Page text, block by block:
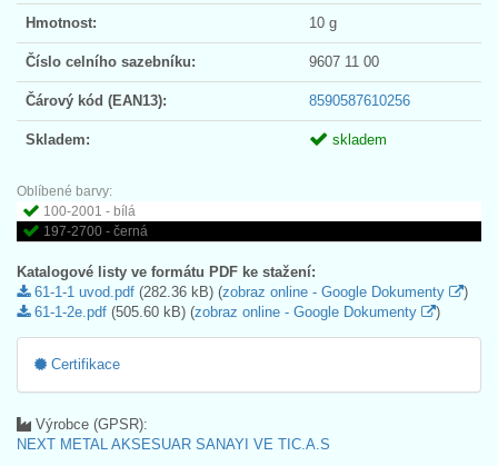
Hmotnost: 10 g
Číslo celního sazebníku: 9607 11 00
Čárový kód (EAN13): 8590587610256
Skladem: skladem
Oblíbené barvy:
100-2001 - bílá
197-2700 - černá
Katalogové listy ve formátu PDF ke stažení:
61-1-1 uvod.pdf (282.36 kB) (zobraz online - Google Dokumenty
)
61-1-2e.pdf (505.60 kB) (zobraz online - Google Dokumenty )
Certifikace
Výrobce (GPSR):
NEXT METAL AKSESUAR SANAYI VE TIC.A.S